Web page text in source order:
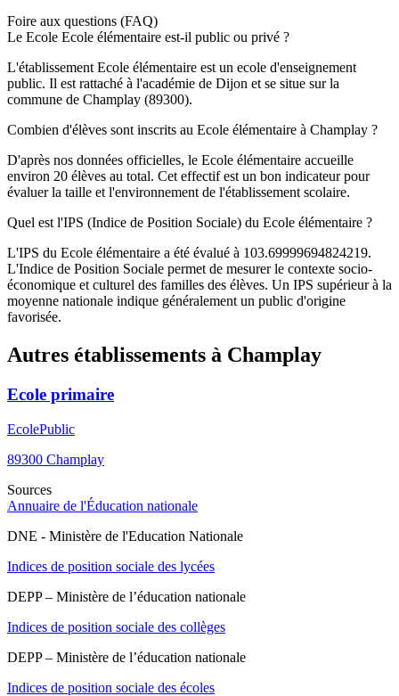
Foire aux questions (FAQ)
Le Ecole Ecole élémentaire est-il public ou privé ?
L'établissement Ecole élémentaire est un ecole d'enseignement
public. Il est rattaché à l'académie de Dijon et se situe sur la
commune de Champlay (89300).
Combien d'élèves sont inscrits au Ecole élémentaire à Champlay ?
D'après nos données officielles, le Ecole élémentaire accueille
environ 20 élèves au total. Cet effectif est un bon indicateur pour
évaluer la taille et l'environnement de l'établissement scolaire.
Quel est l'IPS (Indice de Position Sociale) du Ecole élémentaire ?
L'IPS du Ecole élémentaire a été évalué à 103.69999694824219.
L'Indice de Position Sociale permet de mesurer le contexte socio-
économique et culturel des familles des élèves. Un IPS supérieur à la
moyenne nationale indique généralement un public d'origine
favorisée.
Autres établissements à Champlay
Ecole primaire
EcolePublic
89300 Champlay
Sources
Annuaire de l'Éducation nationale
DNE - Ministère de l'Education Nationale
Indices de position sociale des lycées
DEPP – Ministère de l’éducation nationale
Indices de position sociale des collèges
DEPP – Ministère de l’éducation nationale
Indices de position sociale des écoles